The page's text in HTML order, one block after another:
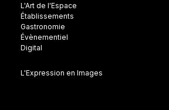
L'Art de l'Espace
Établissements
Gastronomie
Évènementiel
Digital
L'Expression en Images